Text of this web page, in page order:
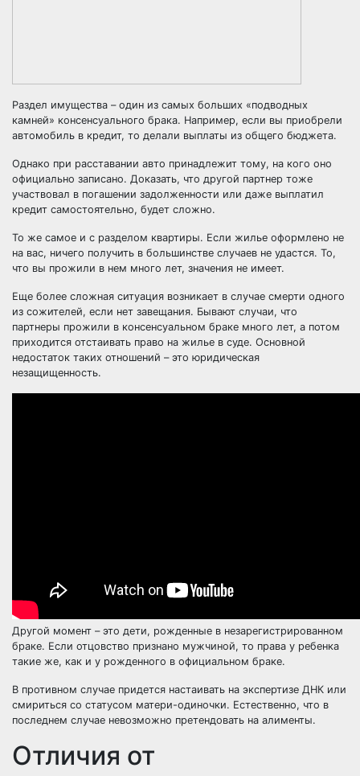
Раздел имущества – один из самых больших «подводных
камней» консенсуального брака. Например, если вы приобрели
автомобиль в кредит, то делали выплаты из общего бюджета.
Однако при расставании авто принадлежит тому, на кого оно
официально записано. Доказать, что другой партнер тоже
участвовал в погашении задолженности или даже выплатил
кредит самостоятельно, будет сложно.
То же самое и с разделом квартиры. Если жилье оформлено не
на вас, ничего получить в большинстве случаев не удастся. То,
что вы прожили в нем много лет, значения не имеет.
Еще более сложная ситуация возникает в случае смерти одного
из сожителей, если нет завещания. Бывают случаи, что
партнеры прожили в консенсуальном браке много лет, а потом
приходится отстаивать право на жилье в суде. Основной
недостаток таких отношений – это юридическая
незащищенность.
Другой момент – это дети, рожденные в незарегистрированном
браке. Если отцовство признано мужчиной, то права у ребенка
такие же, как и у рожденного в официальном браке.
В противном случае придется настаивать на экспертизе ДНК или
смириться со статусом матери-одиночки. Естественно, что в
последнем случае невозможно претендовать на алименты.
Отличия от